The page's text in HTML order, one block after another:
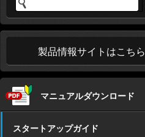
製品情報サイトはこちら
マニュアルダウンロード
スタートアップガイド